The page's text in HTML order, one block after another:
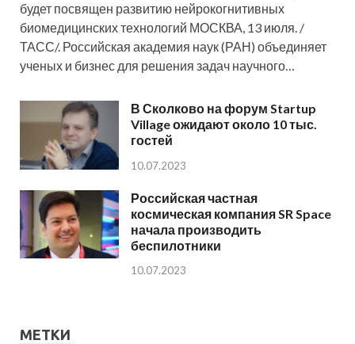
будет посвящен развитию нейрокогнитивных
биомедицинских технологий МОСКВА, 13 июля. /
ТАСС/. Российская академия наук (РАН) объединяет
ученых и бизнес для решения задач научного…
В Сколково на форум Startup
Village ожидают около 10 тыс.
гостей
10.07.2023
Российская частная
космическая компания SR Space
начала производить
беспилотники
10.07.2023
МЕТКИ